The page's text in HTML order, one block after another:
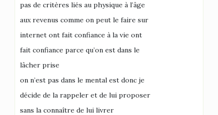
pas de critères liés au physique à l’âge
aux revenus comme on peut le faire sur
internet ont fait confiance à la vie ont
fait confiance parce qu’on est dans le
lâcher prise
on n’est pas dans le mental est donc je
décide de la rappeler et de lui proposer
sans la connaître de lui livrer